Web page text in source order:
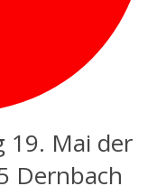
19. Mai der
Dernbach